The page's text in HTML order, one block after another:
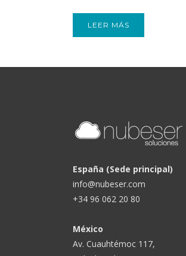
LEER MÁS
España (Sede principal)
info@nubeser.com
+34 96 062 20 80
México
Av. Cuauhtémoc 117,